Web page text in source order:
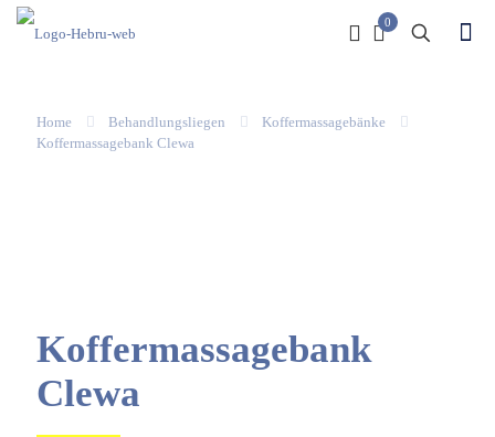
0
Home Behandlungsliegen
Koffermassagebänke
Koffermassagebank Clewa
Koffermassagebank
Clewa